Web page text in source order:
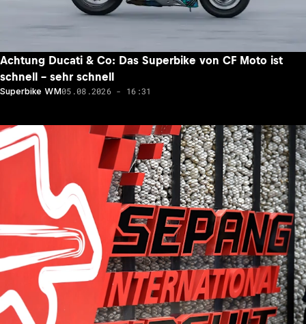
Achtung Ducati & Co: Das Superbike von CF Moto ist
schnell – sehr schnell
Superbike WM05.08.2026 - 16:31